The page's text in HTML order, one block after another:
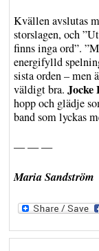
Kvällen avslutas
storslagen, och
finns inga ord”.
energifylld
sista orden – men
väldigt bra. Jocke
hopp och glädje
band som lyckas
— — —
Maria Sandström